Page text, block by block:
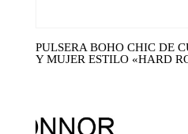
PULSERA BOHO CHIC DE
Y MUJER ESTILO «HARD